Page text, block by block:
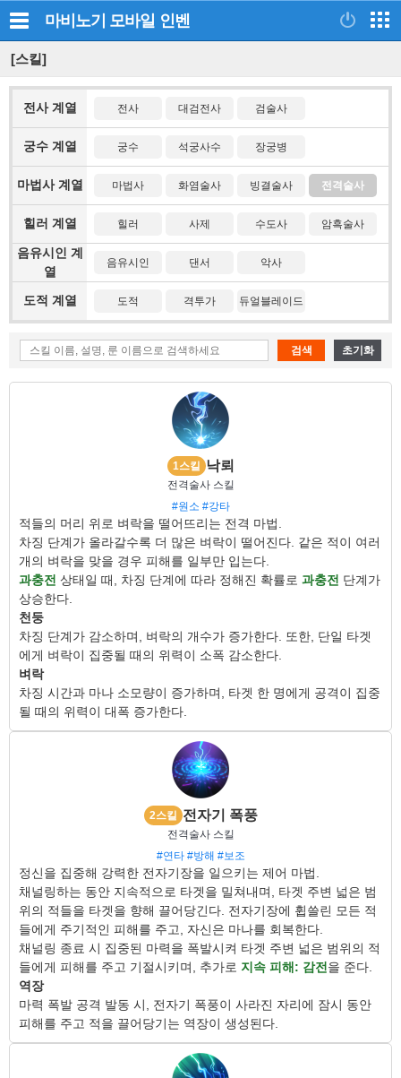
마비노기 모바일 인벤
[스킬]
전사 계열 전사 대검전사 검술사
궁수 계열 궁수 석궁사수 장궁병
마법사 계열 마법사 화염술사 빙결술사 전격술사
힐러 계열 힐러 사제 수도사 암흑술사
음유시인 계
열
음유시인 댄서 악사
도적 계열 도적 격투가 듀얼블레이드
검색 초기화
1스킬 낙뢰
전격술사 스킬
#원소 #강타
적들의 머리 위로 벼락을 떨어뜨리는 전격 마법.
차징 단계가 올라갈수록 더 많은 벼락이 떨어진다. 같은 적이 여러
개의 벼락을 맞을 경우 피해를 일부만 입는다.
과충전 상태일 때, 차징 단계에 따라 정해진 확률로 과충전 단계가
상승한다.
천둥
차징 단계가 감소하며, 벼락의 개수가 증가한다. 또한, 단일 타겟
에게 벼락이 집중될 때의 위력이 소폭 감소한다.
벼락
차징 시간과 마나 소모량이 증가하며, 타겟 한 명에게 공격이 집중
될 때의 위력이 대폭 증가한다.
2스킬 전자기 폭풍
전격술사 스킬
#연타 #방해 #보조
정신을 집중해 강력한 전자기장을 일으키는 제어 마법.
채널링하는 동안 지속적으로 타겟을 밀쳐내며, 타겟 주변 넓은 범
위의 적들을 타겟을 향해 끌어당긴다. 전자기장에 휩쓸린 모든 적
들에게 주기적인 피해를 주고, 자신은 마나를 회복한다.
채널링 종료 시 집중된 마력을 폭발시켜 타겟 주변 넓은 범위의 적
들에게 피해를 주고 기절시키며, 추가로 지속 피해: 감전 을 준다.
역장
마력 폭발 공격 발동 시, 전자기 폭풍이 사라진 자리에 잠시 동안
피해를 주고 적을 끌어당기는 역장이 생성된다.